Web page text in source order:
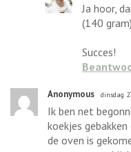
Ja hoor,
(140
Succes!
Anonymous dinsdag
Ik ben net
koekjes
de oven is